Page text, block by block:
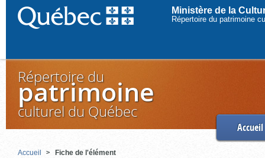
Ministère de la
Répertoire du patrimoine
Répertoire du
patrimoine
culturel du Québec
Accueil
Accueil Fiche de l'élément